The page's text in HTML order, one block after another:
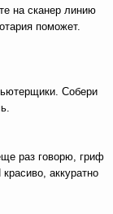
на сканер линию
поможет.
Собери
раз говорю, гриф
аккуратно